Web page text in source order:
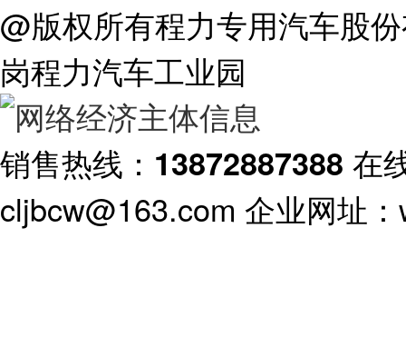
@版权所有程力专用汽车股
岗程力汽车工业园
销售热线： 13872887388 在
cljbcw@163.com 企业网址